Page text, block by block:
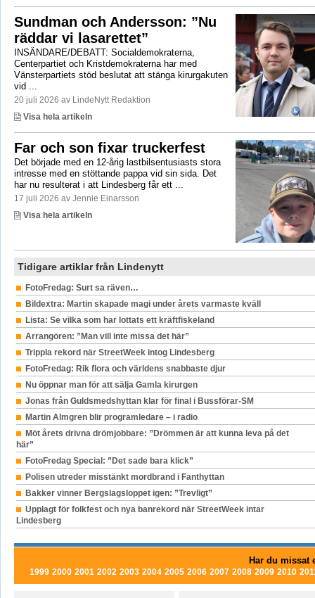
Sundman och Andersson: ”Nu
räddar vi lasarettet”
INSÄNDARE/DEBATT: Socialdemokraterna,
Centerpartiet och Kristdemokraterna har med
Vänsterpartiets stöd beslutat att stänga kirurgakuten
vid ...
20 juli 2026 av LindeNytt Redaktion
Visa hela artikeln
Far och son fixar truckerfest
Det började med en 12-årig lastbilsentusiasts stora
intresse med en stöttande pappa vid sin sida. Det
har nu resulterat i att Lindesberg får ett ...
17 juli 2026 av Jennie Einarsson
Visa hela artikeln
Tidigare artiklar från Lindenytt
FotoFredag: Surt sa räven…
Bildextra: Martin skapade magi under årets varmaste kväll
Lista: Se vilka som har lottats ett kräftfiskeland
Arrangören: ”Man vill inte missa det här”
Trippla rekord när StreetWeek intog Lindesberg
FotoFredag: Rik flora och världens snabbaste djur
Nu öppnar man för att sälja Gamla kirurgen
Jonas från Guldsmedshyttan klar för final i Bussförar-SM
Martin Almgren blir programledare – i radio
Möt årets drivna drömjobbare: ”Drömmen är att kunna leva på det
här”
FotoFredag Special: ”Det sade bara klick”
Polisen utreder misstänkt mordbrand i Fanthyttan
Bakker vinner Bergslagsloppet igen: ”Trevligt”
Upplagt för folkfest och nya banrekord när StreetWeek intar
Lindesberg
Har du missat
1999 2000 2001 2002 2003 2004 2005 2006 2007 2008 2009 2010